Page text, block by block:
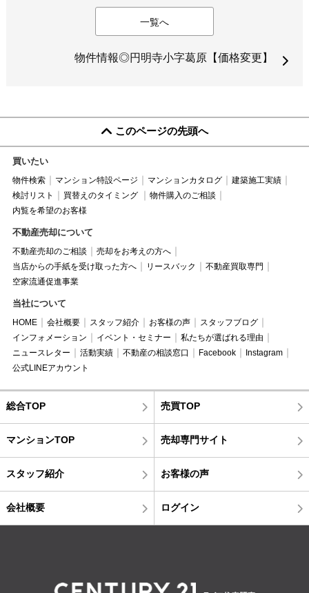
一覧へ
物件情報◎円明寺小字葛原【価格変更】
このページの先頭へ
買いたい
物件検索 マンション特設ページ マンションカタログ
建築施工実績
検討リスト
買替えのタイミング
物件購入のご相談
内覧を希望のお客様
不動産売却について
不動産売却のご相談
売却をお考えの方へ
当店からの手紙を受け取った方へ
リースバック
不動産買取専門
空家流通促進事業
当社について
HOME 会社概要 スタッフ紹介 お客様の声
スタッフブログ
インフォメーション
イベント・セミナー
私たちが選ばれる理由
ニュースレター
活動実績 不動産の相談窓口 Facebook
Instagram
公式LINEアカウント
総合TOP 売買TOP
マンションTOP 売却専門サイト
スタッフ紹介 お客様の声
会社概要 ログイン